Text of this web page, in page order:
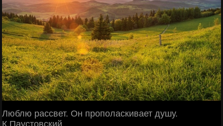
Люблю рассвет. Он прополаскивает душу.
К.Паустовский